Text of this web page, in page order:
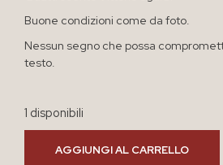
Buone condizioni come da foto.
Nessun segno che possa
testo.
1 disponibili
AGGIUNGI AL CARRELLO